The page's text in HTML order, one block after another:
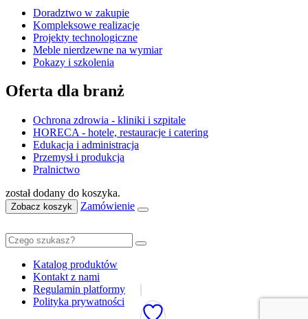
Doradztwo w zakupie
Kompleksowe realizacje
Projekty technologiczne
Meble nierdzewne na wymiar
Pokazy i szkolenia
Oferta dla branż
Ochrona zdrowia - kliniki i szpitale
HORECA - hotele, restauracje i catering
Edukacja i administracja
Przemysł i produkcja
Pralnictwo
został dodany do koszyka.
Zobacz koszyk Zamówienie
Katalog produktów
Kontakt z nami
Regulamin platformy
Polityka prywatności